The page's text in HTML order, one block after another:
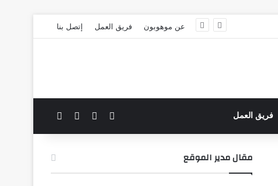
عن موهوبون فريق العمل إتصل بنا
فريق العمل فيسبوك الوضع المظلم
مقال مدير الموقع